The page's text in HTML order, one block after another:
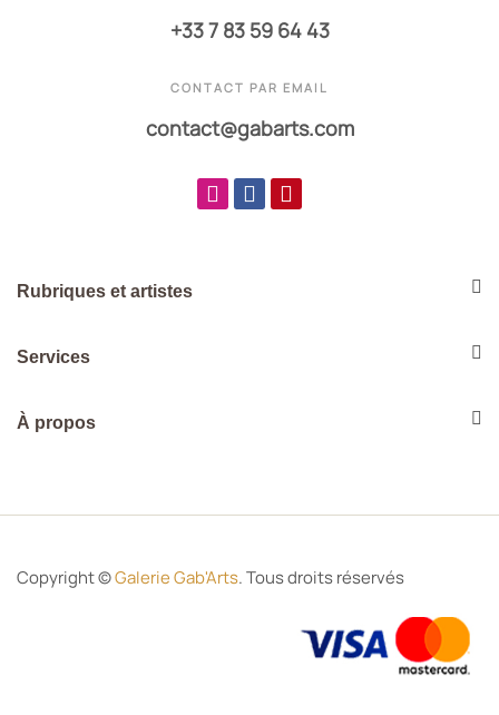
+33 7 83 59 64 43
CONTACT PAR EMAIL
contact@gabarts.com
Rubriques et artistes
Services
À propos
Copyright ©Galerie Gab'Arts. Tous droits réservés